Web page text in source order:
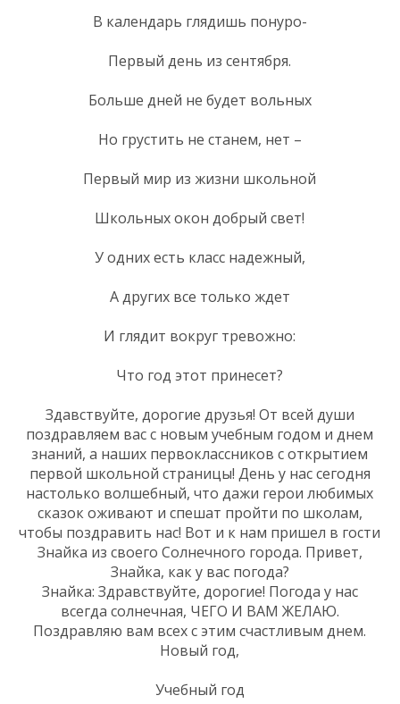
В календарь глядишь понуро-
Первый день из сентября.
Больше дней не будет вольных
Но грустить не станем, нет –
Первый мир из жизни школьной
Школьных окон добрый свет!
У одних есть класс надежный,
А других все только ждет
И глядит вокруг тревожно:
Что год этот принесет?
Здавствуйте, дорогие друзья! От всей души
поздравляем вас с новым учебным годом и днем
знаний, а наших первоклассников с открытием
первой школьной страницы! День у нас сегодня
настолько волшебный, что дажи герои любимых
сказок оживают и спешат пройти по школам,
чтобы поздравить нас! Вот и к нам пришел в гости
Знайка из своего Солнечного города. Привет,
Знайка, как у вас погода?
Знайка: Здравствуйте, дорогие! Погода у нас
всегда солнечная, ЧЕГО И ВАМ ЖЕЛАЮ.
Поздравляю вам всех с этим счастливым днем.
Новый год,
Учебный год